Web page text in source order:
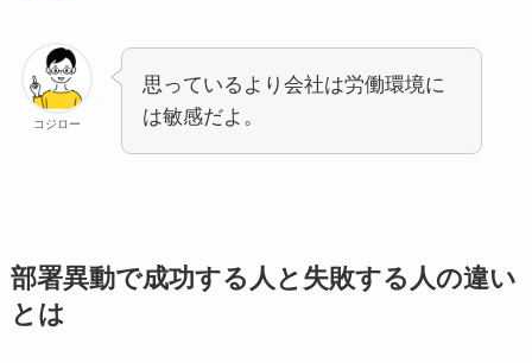
コジロー
思っているより会社は労働環境に
は敏感だよ。
部署異動で成功する人と失敗する人の違い
とは